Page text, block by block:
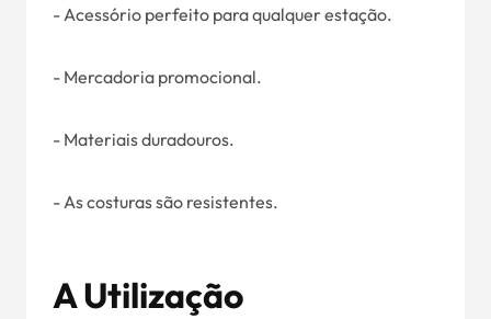
- Acessório perfeito para qualquer estação.
- Mercadoria promocional.
- Materiais duradouros.
- As costuras são resistentes.
A Utilização